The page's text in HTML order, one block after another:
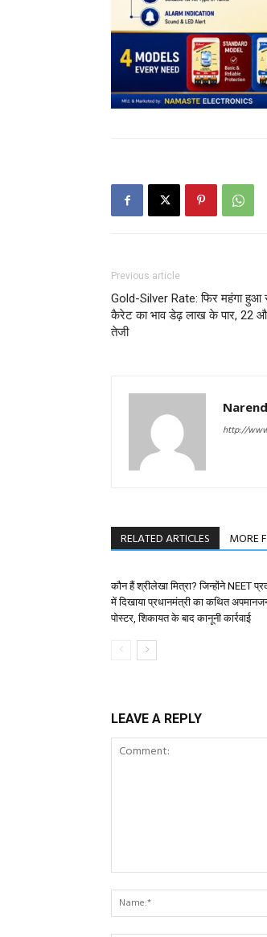
Previous article
Gold-Silver Rate: फिर महंगा हुआ
कैरेट का भाव डेढ़ लाख के पार, 22
तेजी
http://
RELATED ARTICLES MORE
कौन हैं श्रीलेखा मित्रा? जिन्होंने NEET
में दिखाया प्रधानमंत्री का कथित
पोस्टर, शिकायत के बाद कानूनी कार्रवाई
LEAVE A REPLY